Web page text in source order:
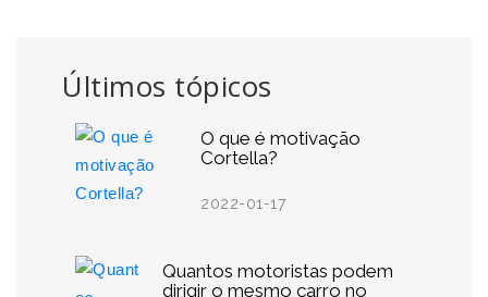
Últimos tópicos
O que é motivação
Cortella?
2022-01-17
Quantos motoristas podem
dirigir o mesmo carro no